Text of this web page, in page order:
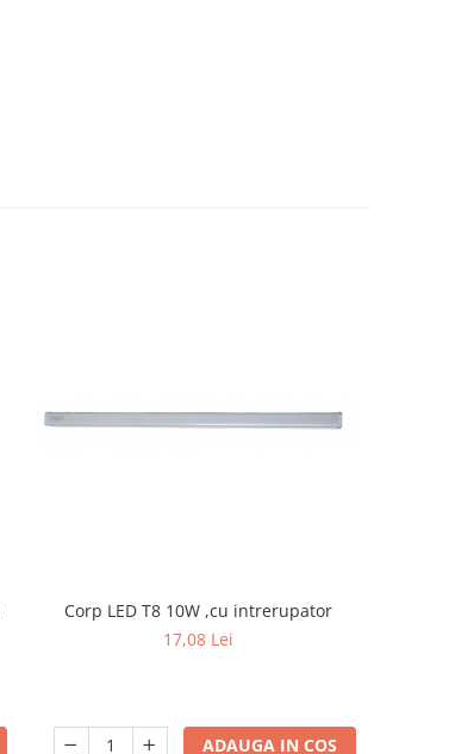
Corp LED T8 10W ,cu intrerupator
17,08 Lei
ADAUGA IN COS